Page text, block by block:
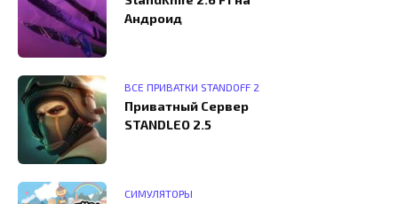
Андроид
ВСЕ ПРИВАТКИ STANDOFF 2
Приватный Сервер
STANDLEO 2.5
СИМУЛЯТОРЫ